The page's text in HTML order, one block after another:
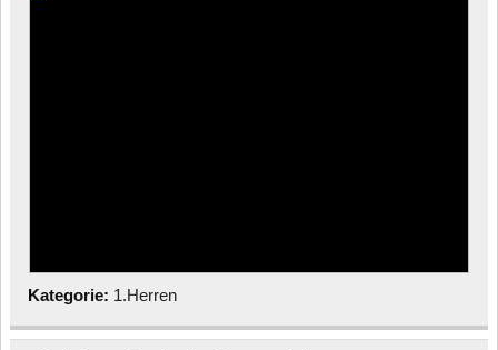
Kategorie: 1.Herren